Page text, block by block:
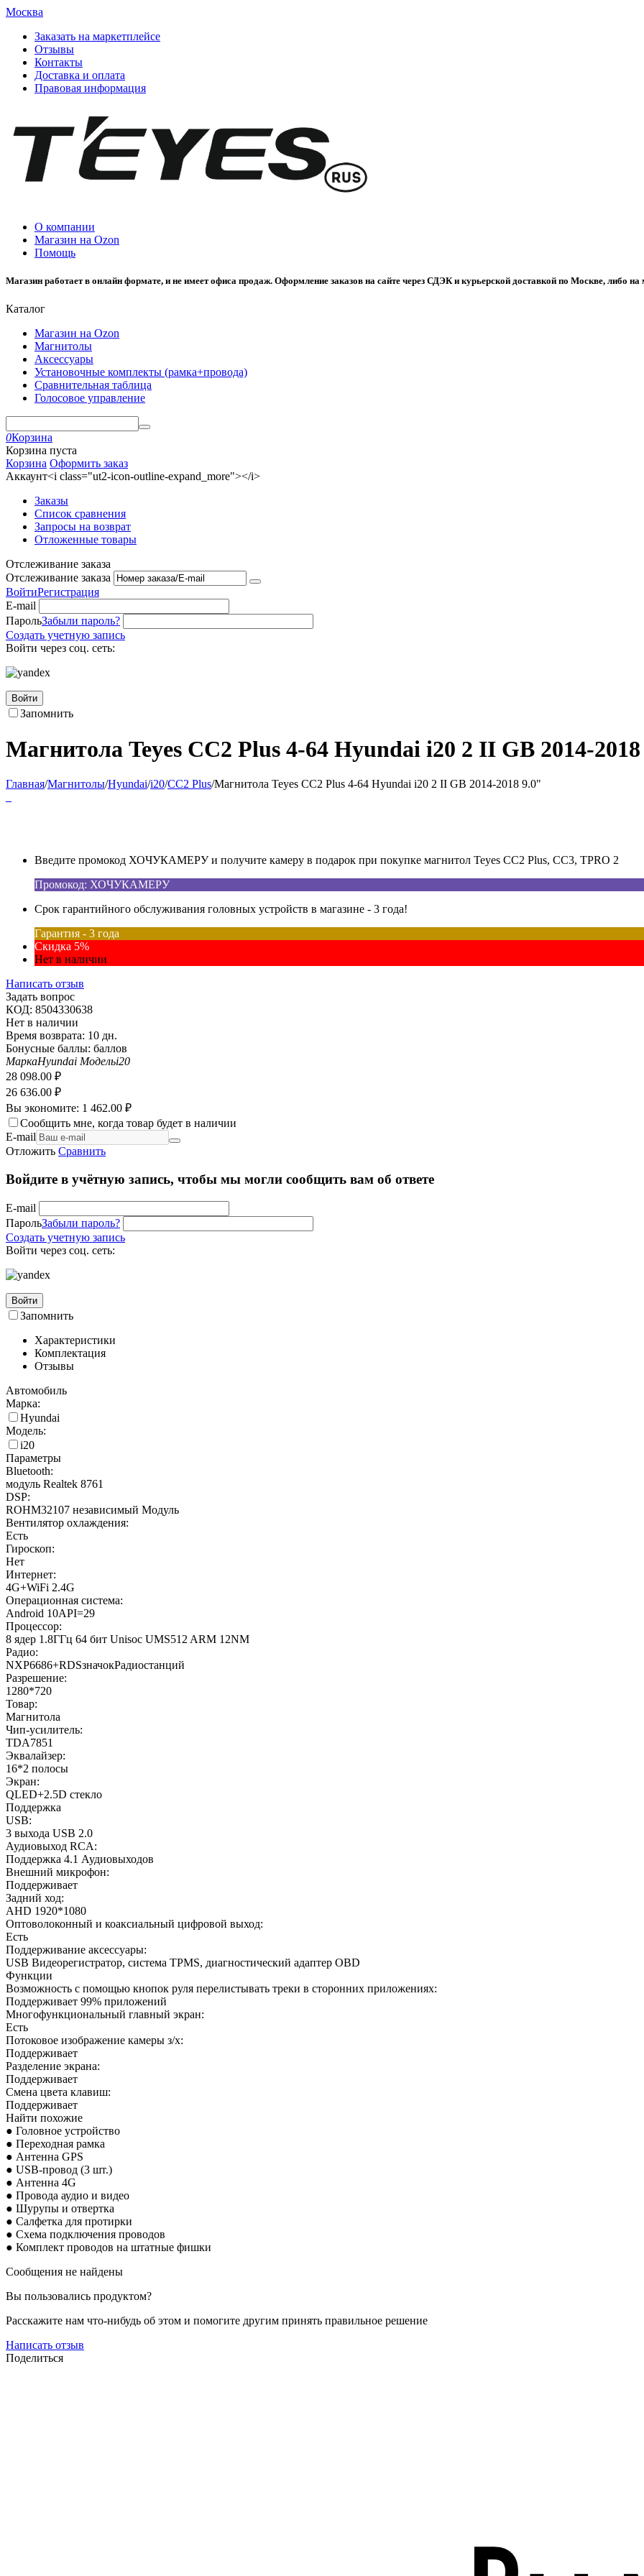
Москва
Заказать на маркетплейсе
Отзывы
Контакты
Доставка и оплата
Правовая информация
О компании
Магазин на Ozon
Помощь
Магазин работает в онлайн формате, и не имеет офиса продаж. Оформление заказов на сайте через СДЭК и курьерской доставкой по Москве, либо на
Каталог
Магазин на Ozon
Магнитолы
Аксессуары
Установочные комплекты (рамка+провода)
Сравнительная таблица
Голосовое управление
0Корзина
Корзина пуста
Корзина Оформить заказ
Аккаунт<i class="ut2-icon-outline-expand_more"></i>
Заказы
Список сравнения
Запросы на возврат
Отложенные товары
Отслеживание заказа
Отслеживание заказа
ВойтиРегистрация
E-mail
ПарольЗабыли пароль?
Создать учетную запись
Войти через соц. сеть:
Войти
Запомнить
Магнитола Teyes CC2 Plus 4-64 Hyundai i20 2 II GB 2014-
Главная/Магнитолы/Hyundai/i20/CC2 Plus/Магнитола Teyes CC2 Plus 4-64 Hyundai i20 2 II GB 2014-2018 9.0"
Введите промокод ХОЧУКАМЕРУ и получите камеру в подарок при покупке магнитол Teyes CC2 Plus, CC3, TPRO 2
Промокод: ХОЧУКАМЕРУ
Срок гарантийного обслуживания головных устройств в магазине - 3 года!
Гарантия - 3 года
Скидка 5%
Нет в наличии
Написать отзыв
Задать вопрос
КОД: 8504330638
Нет в наличии
Время возврата: 10 дн.
Бонусные баллы: баллов
МаркаHyundai Модельi20
28 098.00 ₽
26 636.00 ₽
Вы экономите: 1 462.00 ₽
Сообщить мне, когда товар будет в наличии
E-mail
Отложить Сравнить
Войдите в учётную запись, чтобы мы могли сообщить вам об ответе
E-mail
ПарольЗабыли пароль?
Создать учетную запись
Войти через соц. сеть:
Войти
Запомнить
Характеристики
Комплектация
Отзывы
Автомобиль
Марка:
Hyundai
Модель:
i20
Параметры
Bluetooth:
модуль Realtek 8761
DSP:
ROHM32107 независимый Модуль
Вентилятор охлаждения:
Есть
Гироскоп:
Нет
Интернет:
4G+WiFi 2.4G
Операционная система:
Android 10API=29
Процессор:
8 ядер 1.8ГГц 64 бит Unisoc UMS512 ARM 12NM
Радио:
NXP6686+RDSзначокРадиостанций
Разрешение:
1280*720
Товар:
Магнитола
Чип-усилитель:
TDA7851
Эквалайзер:
16*2 полосы
Экран:
QLED+2.5D стекло
Поддержка
USB:
3 выхода USB 2.0
Аудиовыход RCA:
Поддержка 4.1 Аудиовыходов
Внешний микрофон:
Поддерживает
Задний ход:
AHD 1920*1080
Оптоволоконный и коаксиальный цифровой выход:
Есть
Поддерживание аксессуары:
USB Видеорегистратор, система TPMS, диагностический адаптер OBD
Функции
Возможность с помощью кнопок руля перелистывать треки в сторонних приложениях:
Поддерживает 99% приложений
Многофункциональный главный экран:
Есть
Потоковое изображение камеры з/х:
Поддерживает
Разделение экрана:
Поддерживает
Смена цвета клавиш:
Поддерживает
Найти похожие
● Головное устройство
● Переходная рамка
● Антенна GPS
● USB-провод (3 шт.)
● Антенна 4G
● Провода аудио и видео
● Шурупы и отвертка
● Салфетка для протирки
● Схема подключения проводов
● Комплект проводов на штатные фишки
Сообщения не найдены
Вы пользовались продуктом?
Расскажите нам что-нибудь об этом и помогите другим принять правильное решение
Написать отзыв
Поделиться